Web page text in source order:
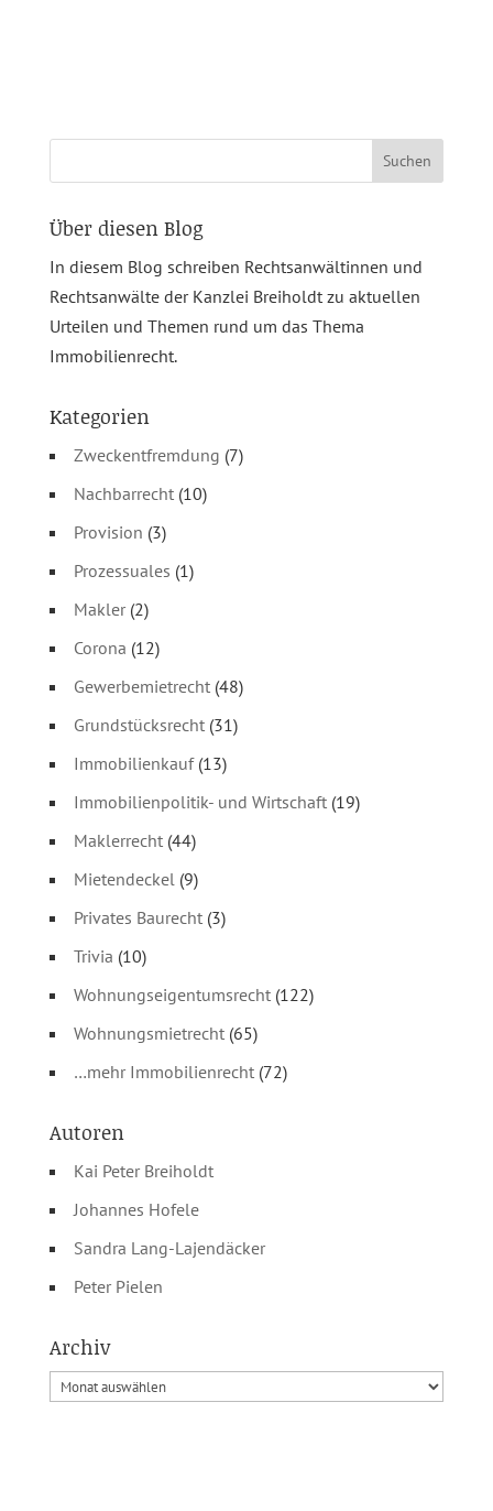
Über diesen Blog
In diesem Blog schreiben Rechtsanwältinnen und
Rechtsanwälte der Kanzlei Breiholdt zu aktuellen
Urteilen und Themen rund um das Thema
Immobilienrecht.
Kategorien
Zweckentfremdung (7)
Nachbarrecht(10)
Provision (3)
Prozessuales (1)
Makler(2)
Corona (12)
Gewerbemietrecht(48)
Grundstücksrecht(31)
Immobilienkauf(13)
Immobilienpolitik- und Wirtschaft(19)
Maklerrecht(44)
Mietendeckel(9)
Privates Baurecht(3)
Trivia (10)
Wohnungseigentumsrecht(122)
Wohnungsmietrecht(65)
…mehr Immobilienrecht(72)
Autoren
Kai Peter Breiholdt
Johannes Hofele
Sandra Lang-Lajendäcker
Peter Pielen
Archiv